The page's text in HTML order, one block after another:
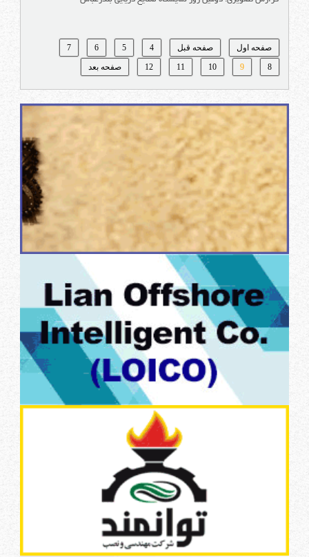
صفحه اول صفحه قبل 4
5
6
7
8
9
10
11
12 صفحه بعد